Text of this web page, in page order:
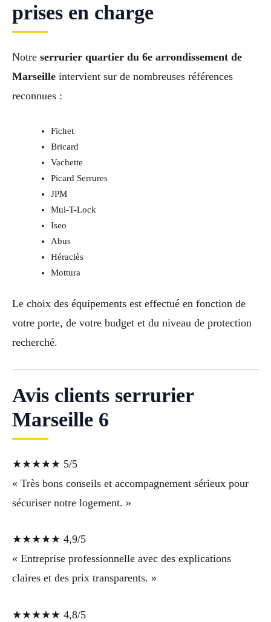
prises en charge
Notre serrurier quartier du 6e arrondissement de
Marseille intervient sur de nombreuses références
reconnues :
Fichet
Bricard
Vachette
Picard Serrures
JPM
Mul-T-Lock
Iseo
Abus
Héraclès
Mottura
Le choix des équipements est effectué en fonction de
votre porte, de votre budget et du niveau de protection
recherché.
Avis clients serrurier
Marseille 6
★★★★★ 5/5
« Très bons conseils et accompagnement sérieux pour
sécuriser notre logement. »
★★★★★ 4,9/5
« Entreprise professionnelle avec des explications
claires et des prix transparents. »
★★★★★ 4,8/5